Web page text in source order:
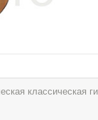
классическая